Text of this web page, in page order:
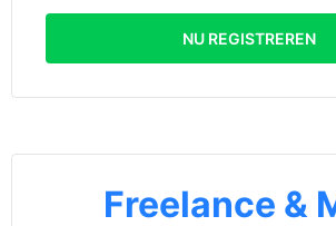
NU REGISTREREN
Freelance &